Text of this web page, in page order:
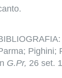
Pighini;
G.Pr, 26 set.